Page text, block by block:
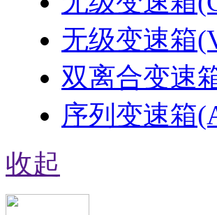
无级变速箱
双离合变速
序列变速箱
收起